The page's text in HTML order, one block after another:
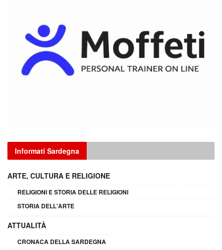
Informati Sardegna
ARTE, CULTURA E RELIGIONE
RELIGIONI E STORIA DELLE RELIGIONI
STORIA DELL'ARTE
ATTUALITÀ
CRONACA DELLA SARDEGNA